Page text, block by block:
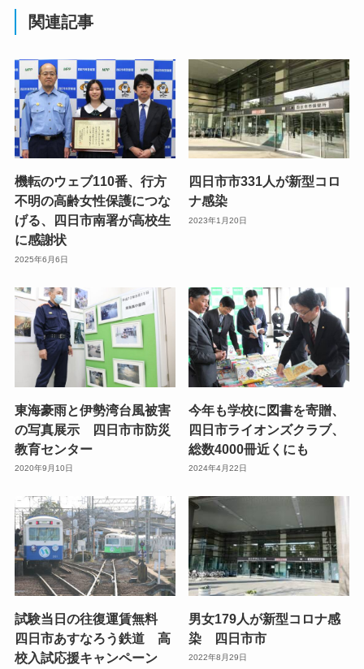
関連記事
機転のウェブ110番、行方
不明の高齢女性保護につな
げる、四日市南署が高校生
に感謝状
2025年6月6日
四日市市331人が新型コロ
ナ感染
2023年1月20日
東海豪雨と伊勢湾台風被害
の写真展示 四日市市防災
教育センター
2020年9月10日
今年も学校に図書を寄贈、
四日市ライオンズクラブ、
総数4000冊近くにも
2024年4月22日
試験当日の往復運賃無料
四日市あすなろう鉄道 高
校入試応援キャンペーン
男女179人が新型コロナ感
染 四日市市
2022年8月29日